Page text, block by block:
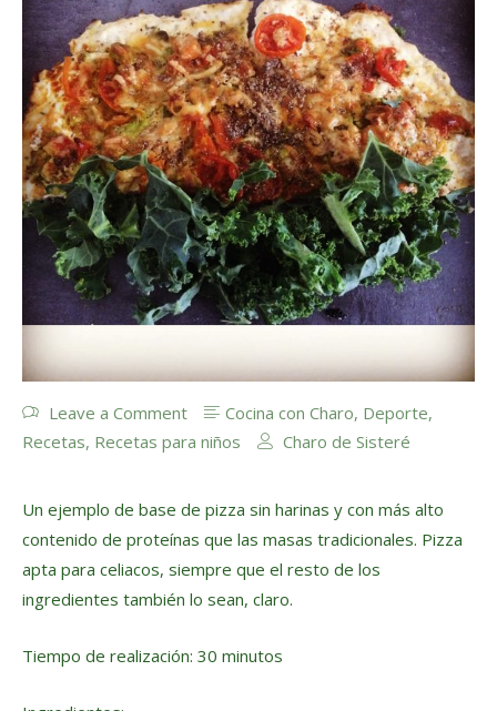
Leave a Comment Cocina con Charo, Deporte,
Recetas, Recetas para niños Charo de Sisteré
Un ejemplo de base de pizza sin harinas y con más alto
contenido de proteínas que las masas tradicionales. Pizza
apta para celiacos, siempre que el resto de los
ingredientes también lo sean, claro.
Tiempo de realización: 30 minutos